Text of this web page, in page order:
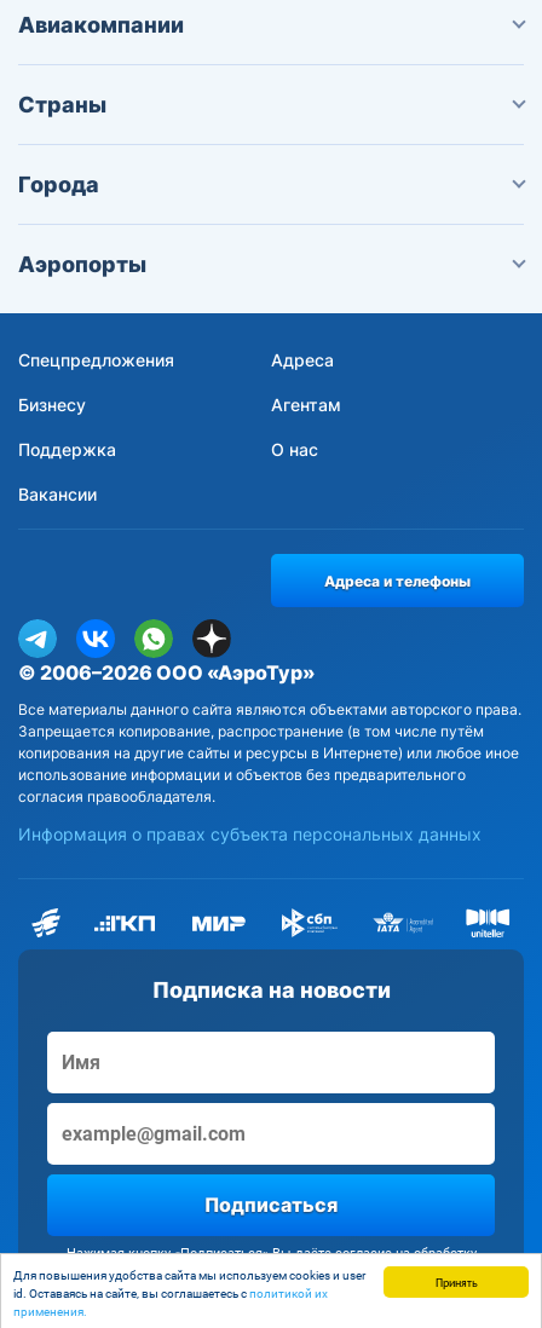
Принять
Для повышения удобства сайта мы используем cookies и user
id. Оставаясь на сайте, вы соглашаетесь сполитикой их
применения.
Авиакомпании
Страны
Города
Аэропорты
Спецпредложения Адреса
Бизнесу Агентам
Поддержка О нас
Вакансии
Подписка на новости
Подписаться
Нажимая кнопку «Подписаться» Вы даёте согласие на обработку
персональных данных
© 2006–2026 ООО «АэроТур»
Все материалы данного сайта являются объектами авторского права.
Запрещается копирование, распространение (в том числе путём
копирования на другие сайты и ресурсы в Интернете) или любое иное
использование информации и объектов без предварительного
согласия правообладателя.
Информация о правах субъекта персональных данных
Адреса и телефоны